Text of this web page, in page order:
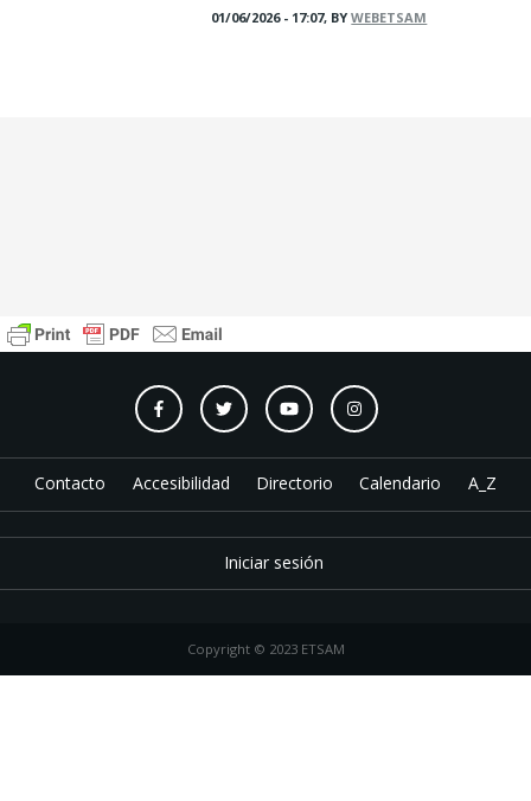
01/06/2026 - 17:07, BYWEBETSAM
Contacto Accesibilidad Directorio Calendario A_Z
Iniciar sesión
Copyright © 2023 ETSAM